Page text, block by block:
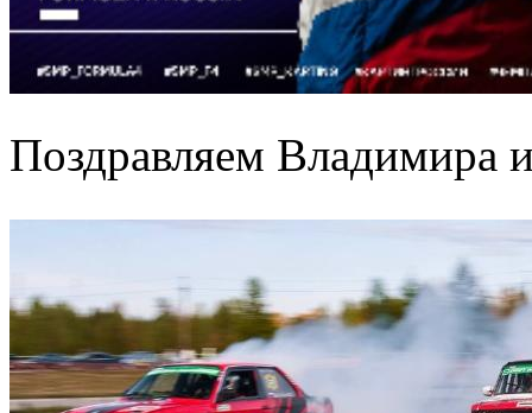
Поздравляем Владимира